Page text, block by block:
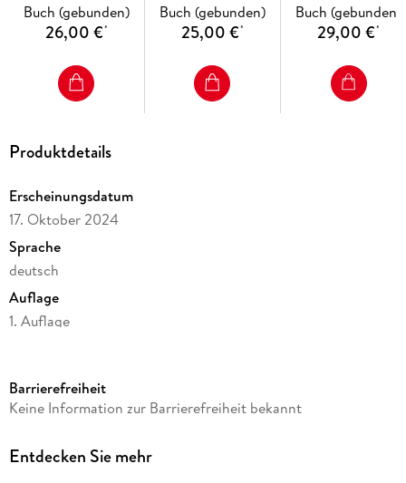
Band 1: The Games Gods Play
Band 2: The Things Gods Break
Band 3: The Wrath Gods Reap
Die Bände sind nicht unabhängig voneinander lesbar.
Buch (gebunden)
26,00 €*
Buch (gebunden)
25,00 €*
Buch (gebunden)
29,00 €*
Produktdetails
Erscheinungsdatum
17. Oktober 2024
Sprache
deutsch
Auflage
1. Auflage
Reihe
Autor/Autorin
Barrierefreiheit
Keine Information zur Barrierefreiheit bekannt
Entdecken Sie mehr